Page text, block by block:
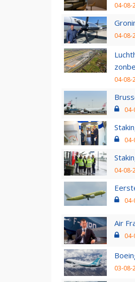
04-08-
04-08-
04-08-
04-08-
Air
03-08-